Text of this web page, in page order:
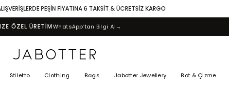
PEŞİN FİYATINA 6 TAKSİT & ÜCRETSİZ KARGO
ÖZEL ÜRETİMWhatsApp’tan Bilgi Al→
Stiletto Clothing Bags Jabotter Jewellery Bot & Çizme